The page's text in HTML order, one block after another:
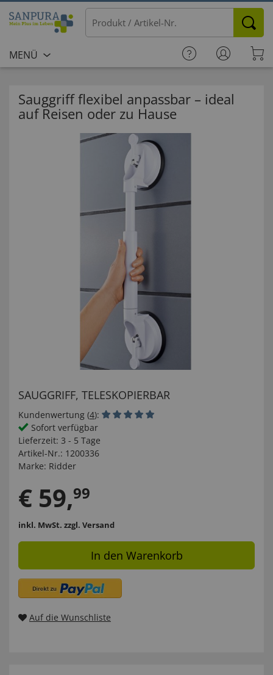
MENÜ
Sauggriff flexibel anpassbar – ideal
auf Reisen oder zu Hause
SAUGGRIFF, TELESKOPIERBAR
Kundenwertung (4):
Sofort verfügbar
Lieferzeit: 3 - 5 Tage
Artikel-Nr.: 1200336
Marke: Ridder
€ 59,99
inkl. MwSt. zzgl. Versand
In den Warenkorb
Auf die Wunschliste